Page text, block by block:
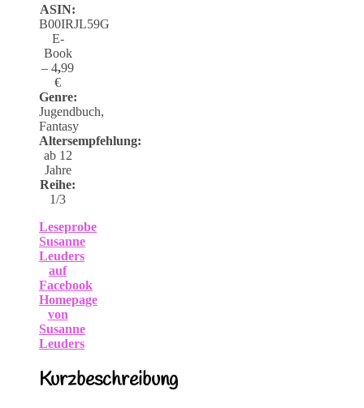
ASIN:
B00IRJL59G
E-
Book
– 4,99
€
Genre:
Jugendbuch,
Fantasy
Altersempfehlung:
ab 12
Jahre
Reihe:
1/3
Leseprobe
Susanne
Leuders
auf
Facebook
Homepage
von
Susanne
Leuders
Kurzbeschreibung